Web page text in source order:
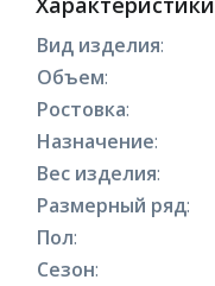
Вид изделия:
Объем:
Ростовка:
Назначение:
Вес изделия:
Размерный ряд:
Пол:
Сезон: